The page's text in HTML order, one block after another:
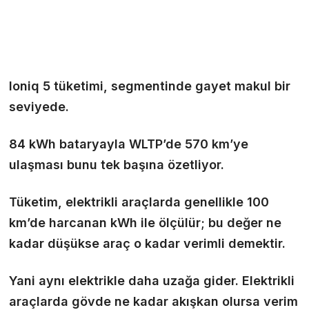
Ioniq 5 tüketimi, segmentinde gayet makul bir
seviyede.
84 kWh bataryayla WLTP’de 570 km’ye
ulaşması bunu tek başına özetliyor.
Tüketim, elektrikli araçlarda genellikle 100
km’de harcanan kWh ile ölçülür; bu değer ne
kadar düşükse araç o kadar verimli demektir.
Yani aynı elektrikle daha uzağa gider. Elektrikli
araçlarda gövde ne kadar akışkan olursa verim